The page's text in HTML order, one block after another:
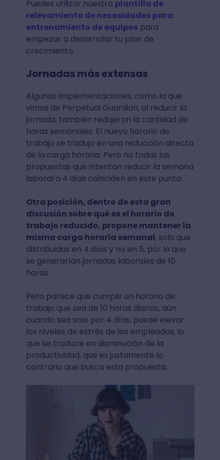
Puedes utilizar nuestra plantilla de
relevamiento de necesidades para
entrenamiento de equipospara
empezar a desarrollar tu plan de
crecimiento.
Jornadas más extensas
Algunas implementaciones, como la que
vimos de Perpetual Guardian, al reducir la
jornada, también redujeron la cantidad de
horas semanales. El nuevo horario de
trabajo se tradujo en una reducción directa
de la carga horaria. Pero no todas las
propuestas que intentan reducir la semana
laboral a 4 días coinciden en este punto.
Otra posición, dentro de esta gran
discusión sobre qué es el horario de
trabajo reducido, propone mantener la
misma carga horaria semanal, solo que
distribuidas en 4 días y no en 5, por lo que
se generarían jornadas laborales de 10
horas.
Pero parece que cumplir un horario de
trabajo que sea de 10 horas diarias, aún
cuando sea solo por 4 días, puede elevar
los niveles de estrés de los empleados, lo
que se traduce en disminución de la
productividad, que es justamente lo
contrario que busca esta propuesta.